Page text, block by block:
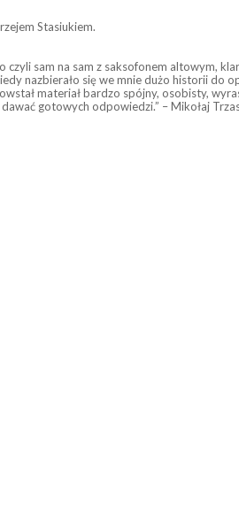
Stasiukiem.
czyli sam na sam z saksofonem altowym,
nazbierało się we mnie dużo historii do
materiał bardzo spójny, osobisty,
gotowych odpowiedzi.” – Mikołaj